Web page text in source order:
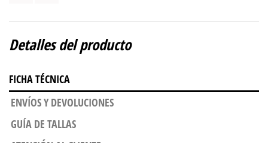
Detalles del producto
FICHA TÉCNICA
ENVÍOS Y DEVOLUCIONES
GUÍA DE TALLAS